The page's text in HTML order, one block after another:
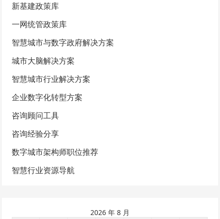
新基建政策库
一网统管政策库
智慧城市与数字政府解决方案
城市大脑解决方案
智慧城市行业解决方案
企业数字化转型方案
咨询顾问工具
咨询经验分享
数字城市架构师职位推荐
智慧行业资源导航
2026 年 8 月